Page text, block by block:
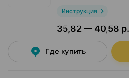
Инструкция
35,82 — 40,58 р.
Где купить